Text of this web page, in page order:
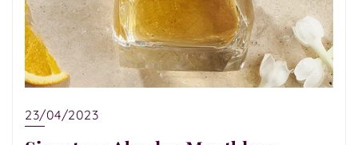
23/04/2023